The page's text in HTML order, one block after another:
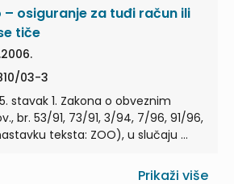
osiguranje za tuđi račun ili
tiče
03-3
stavak 1. Zakona o obveznim
br. 53/91, 73/91, 3/94, 7/96, 91/96,
teksta: ZOO), u slučaju …
Prikaži više